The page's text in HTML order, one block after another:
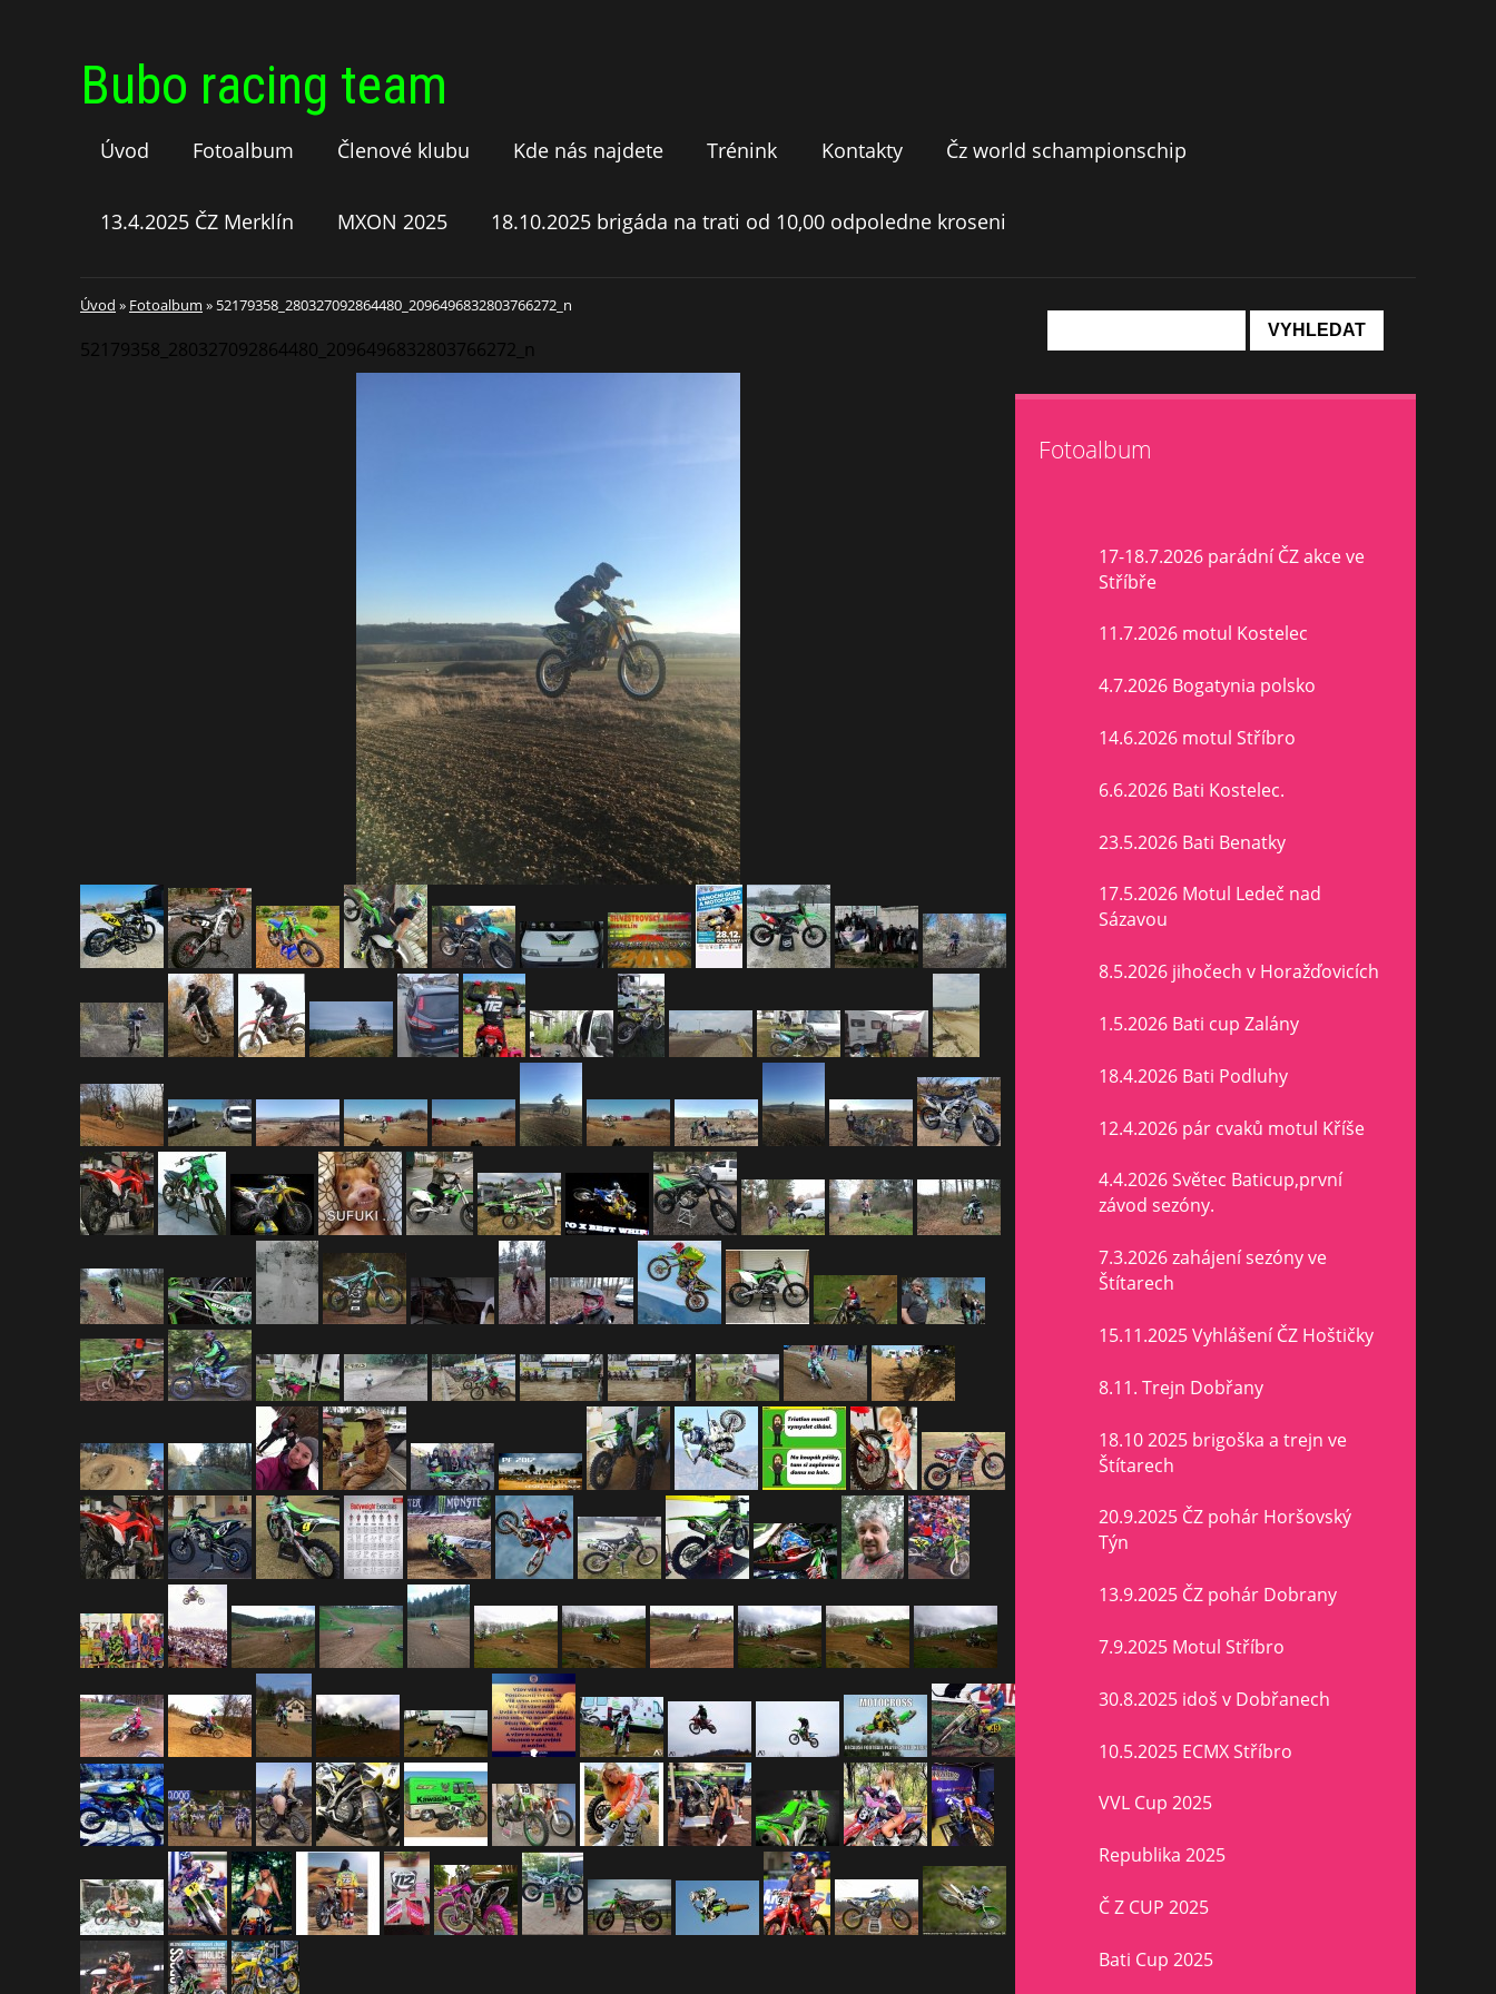
Bubo racing team
Úvod Fotoalbum Členové klubu Kde nás najdete Trénink Kontakty Čz world schampionschip
13.4.2025 ČZ Merklín MXON 2025 18.10.2025 brigáda na trati od 10,00 odpoledne kroseni
Úvod » Fotoalbum » 52179358_280327092864480_2096496832803766272_n
52179358_280327092864480_2096496832803766272_n
Fotoalbum
17-18.7.2026 parádní ČZ akce ve
Stříbře
11.7.2026 motul Kostelec
4.7.2026 Bogatynia polsko
14.6.2026 motul Stříbro
6.6.2026 Bati Kostelec.
23.5.2026 Bati Benatky
17.5.2026 Motul Ledeč nad
Sázavou
8.5.2026 jihočech v Horažďovicích
1.5.2026 Bati cup Zalány
18.4.2026 Bati Podluhy
12.4.2026 pár cvaků motul Kříše
4.4.2026 Světec Baticup,první
závod sezóny.
7.3.2026 zahájení sezóny ve
Štítarech
15.11.2025 Vyhlášení ČZ Hoštičky
8.11. Trejn Dobřany
18.10 2025 brigoška a trejn ve
Štítarech
20.9.2025 ČZ pohár Horšovský
Týn
13.9.2025 ČZ pohár Dobrany
7.9.2025 Motul Stříbro
30.8.2025 idoš v Dobřanech
10.5.2025 ECMX Stříbro
VVL Cup 2025
Republika 2025
Č Z CUP 2025
Bati Cup 2025